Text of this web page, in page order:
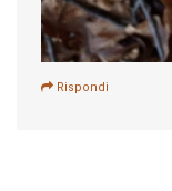
Rispondi